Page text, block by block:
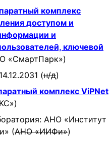
комплекс
доступом и
и
ключевой
«СмартПарк»)
(н/д)
комплекс ViPNet
АНО «Институт
(АНО «ИИФи»)